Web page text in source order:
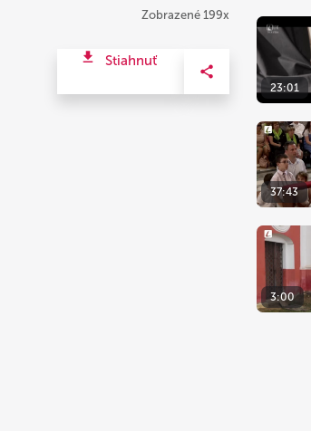
Zobrazené 199x
Stiahnuť
23:01
37:43
3:00